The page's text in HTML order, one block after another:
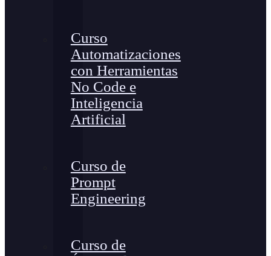
Curso
Automatizaciones
con Herramientas
No Code e
Inteligencia
Artificial
Curso de
Prompt
Engineering
Curso de